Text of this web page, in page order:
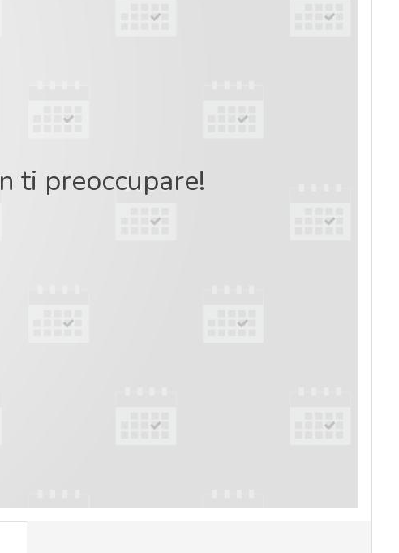
ti preoccupare!